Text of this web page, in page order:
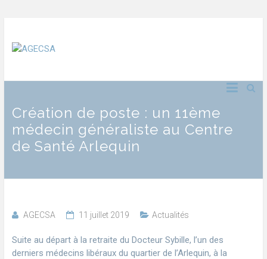
Création de poste : un 11ème
médecin généraliste au Centre
de Santé Arlequin
AGECSA 11 juillet 2019 Actualités
Suite au départ à la retraite du Docteur Sybille, l’un des
derniers médecins libéraux du quartier de l’Arlequin, à la